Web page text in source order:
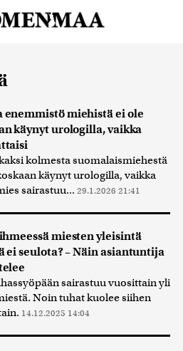
enemmistö miehistä ei ole
käynyt urologilla, vaikka
kolmesta suomalaismiehestä
käynyt urologilla, vaikka
sairastuu... 29.1.2026 21:41
miesten yleisintä
ei seulota? – Näin asiantuntija
sairastuu vuosittain yli
Noin tuhat kuolee siihen
14.12.2025 14:04